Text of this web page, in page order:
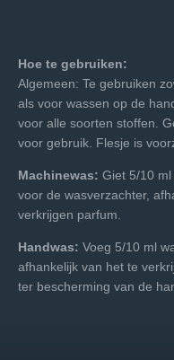
Hoe te gebruiken:
Algemeen: Te gebruiken
als voor wassen op de
voor alle soorten stoffen.
voor gebruik. Flesje is
Machinewas: Giet 5/10
voor de wasverzachter,
verkrijgen parfum.
Handwas: Voeg 5/10 ml
afhankelijk van het te
ter bescherming van de